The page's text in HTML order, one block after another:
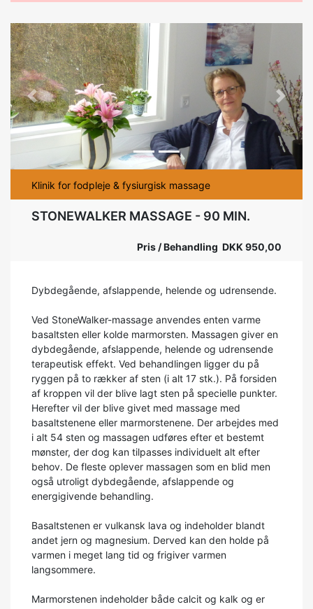
Previous Next
Klinik for fodpleje & fysiurgisk massage
STONEWALKER MASSAGE - 90 MIN.
Pris / Behandling DKK 950,00
Dybdegående, afslappende, helende og udrensende.
Ved StoneWalker-massage anvendes enten varme
basaltsten eller kolde marmorsten. Massagen giver en
dybdegående, afslappende, helende og udrensende
terapeutisk effekt. Ved behandlingen ligger du på
ryggen på to rækker af sten (i alt 17 stk.). På forsiden
af kroppen vil der blive lagt sten på specielle punkter.
Herefter vil der blive givet med massage med
basaltstenene eller marmorstenene. Der arbejdes med
i alt 54 sten og massagen udføres efter et bestemt
mønster, der dog kan tilpasses individuelt alt efter
behov. De fleste oplever massagen som en blid men
også utroligt dybdegående, afslappende og
energigivende behandling.
Basaltstenen er vulkansk lava og indeholder blandt
andet jern og magnesium. Derved kan den holde på
varmen i meget lang tid og frigiver varmen
langsommere.
Marmorstenen indeholder både calcit og kalk og er